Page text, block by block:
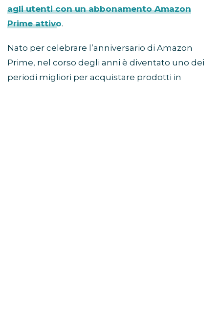
agli utenti con un abbonamento Amazon
Prime attivo.
Nato per celebrare l’anniversario di Amazon
Prime, nel corso degli anni è diventato uno dei
periodi migliori per acquistare prodotti in